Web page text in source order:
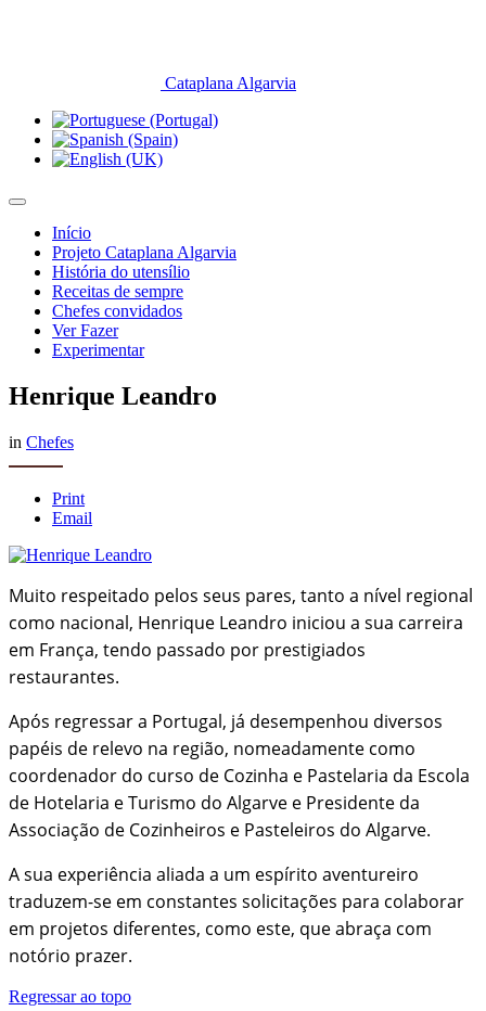
Cataplana Algarvia
Início
Projeto Cataplana Algarvia
História do utensílio
Receitas de sempre
Chefes convidados
Ver Fazer
Experimentar
Henrique Leandro
in Chefes
Print
Email
Muito respeitado pelos seus pares, tanto a nível regional
como nacional, Henrique Leandro iniciou a sua carreira
em França, tendo passado por prestigiados
restaurantes.
Após regressar a Portugal, já desempenhou diversos
papéis de relevo na região, nomeadamente como
coordenador do curso de Cozinha e Pastelaria da Escola
de Hotelaria e Turismo do Algarve e Presidente da
Associação de Cozinheiros e Pasteleiros do Algarve.
A sua experiência aliada a um espírito aventureiro
traduzem-se em constantes solicitações para colaborar
em projetos diferentes, como este, que abraça com
notório prazer.
Regressar ao topo